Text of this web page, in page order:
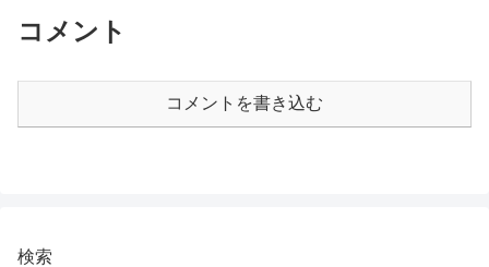
コメント
コメントを書き込む
検索